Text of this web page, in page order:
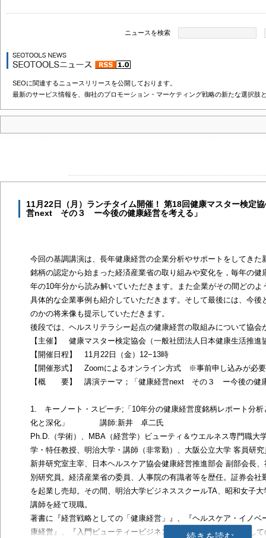
ニュースを検索
SEOに関連するニュースリリースを公開しております。
最新のサービス情報を、御社のプロモーション・マーケティング戦略の新たな選択肢
11月22日（月）ランチタイム開催！ 第18回健康マスター検定
営next その３ ー今後の健康経営を考える」
今回の基調講演は、長年健康経営の企業分析やサポートをしてきた
銘柄の認定から始まった経済産業省の取り組みや変化を，毎年の健
年の10年分から読み解いていただきます。また企業がその間どの
具体的な企業事例も紹介していただきます。そして最後には、今
のかの将来像も提示していただきます。
後段では、ヘルスリテラシー起点の健康経営の取組みについて協会
【主催】 健康マスター検定協会（一般社団法人日本健康生活推進
【開催日程】 11月22日（金）12−13時
【開催形式】 Zoomによるオンライン方式 ※事前申し込みが必
【概 要】 講演テーマ；「健康経営next その３ ー今後の健
1. キーノート・スピーチ;「10年分の健康経営度銘柄レポート分
化と深化」 講師:新井 卓二氏
Ph.D.（学術）、MBA（経営学）ビューティ＆ウエルネス専門職大
学・特任教授、明治大学・講師（非常勤）、大阪公立大学 客員研究
新井研究室主宰、日本ヘルスケア協会健康経営推進部会 副部会長
別研究員。経済産業省の委員、人事院の有識者等を歴任。証券会
を起業し売却。その間、明治大学ビジネススクールTA、昭和女子
講師を経て現職。
著書に『経営戦略としての「健康経営」』、『ヘルスケア・イノ
康経営』、『入門ビューティービジネス』、『改訂 最強戦略とし